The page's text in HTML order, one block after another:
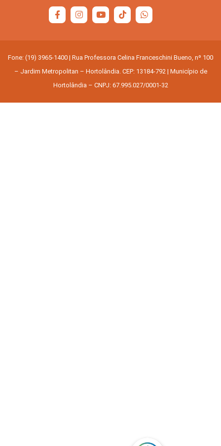
Fone: (19) 3965-1400 | Rua Professora Celina Franceschini Bueno, nº 100
– Jardim Metropolitan – Hortolândia. CEP: 13184-792 | Município de
Hortolândia – CNPJ: 67.995.027/0001-32